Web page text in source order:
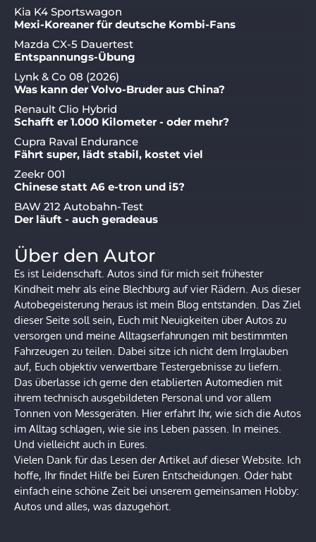
Kia K4 Sportswagon
Mexi-Koreaner für deutsche Kombi-Fans
Mazda CX-5 Dauertest
Entspannungs-Übung
Lynk & Co 08 (2026)
Was kann der Volvo-Bruder aus China?
Renault Clio Hybrid
Schafft er 1.000 Kilometer - oder mehr?
Cupra Raval Endurance
Fährt super, lädt stabil, kostet viel
Zeekr 001
Chinese statt A6 e-tron und i5?
BAW 212 Autobahn-Test
Der läuft - auch geradeaus
Über den Autor
Es ist Leidenschaft. Autos sind für mich seit frühester
Kindheit mehr als eine Blechburg auf vier Rädern. Aus dieser
Autobegeisterung heraus ist mein Blog entstanden. Das Ziel
dieser Seite soll sein, Euch mit Neuigkeiten über Autos zu
versorgen und meine Alltagserfahrungen mit bestimmten
Fahrzeugen zu teilen. Dabei sitze ich nicht dem Irrglauben
auf, Euch objektiv verwertbare Testergebnisse zu liefern.
Das überlasse ich gerne den etablierten Automedien mit
ihrem technisch ausgebildeten Personal und vor allem
Tonnen von Messgeräten. Hier erfahrt Ihr, wie sich die Autos
im Alltag schlagen, wie sie ins Leben passen. In meines.
Und vielleicht auch in Eures.
Vielen Dank für das Lesen der Artikel auf dieser Website. Ich
hoffe, Ihr findet Hilfe bei Euren Entscheidungen. Oder habt
einfach eine schöne Zeit bei unserem gemeinsamen Hobby:
Autos und alles, was dazugehört.